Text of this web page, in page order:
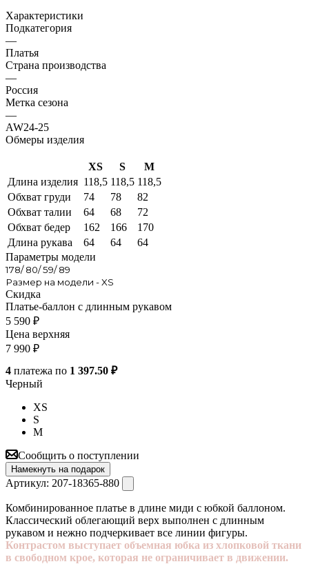
Характеристики
Подкатегория
—
Платья
Страна производства
—
Россия
Метка сезона
—
AW24-25
Обмеры изделия
XS S
M
Длина изделия 118,5 118,5 118,5
Обхват груди
74 78
82
Обхват талии
64 68
72
Обхват бедер
162 166
170
Длина рукава
64 64
64
Параметры модели
178/ 80/ 59/ 89
Размер на модели - XS
Скидка
Платье-баллон с длинным рукавом
5 590 ₽
Цена верхняя
7 990 ₽
4 платежа по 1 397.50 ₽
Черный
XS
S
M
Сообщить о поступлении
Намекнуть на подарок
Артикул: 207-18365-880
Комбинированное платье в длине миди с юбкой баллоном.
Классический облегающий верх выполнен с длинным
рукавом и нежно подчеркивает все линии фигуры.
Контрастом выступает объемная юбка из хлопковой ткани
в свободном крое, которая не ограничивает в движении.